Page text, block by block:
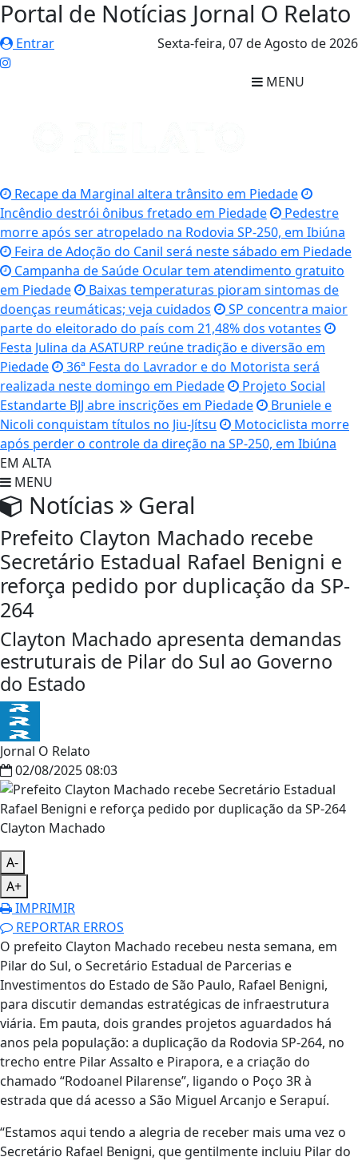
Portal de Notícias Jornal O Relato
Entrar Sexta-feira, 07 de Agosto de 2026
MENU
Recape da Marginal altera trânsito em Piedade
Incêndio destrói ônibus fretado em Piedade
Pedestre
morre após ser atropelado na Rodovia SP-250, em Ibiúna
Feira de Adoção do Canil será neste sábado em Piedade
Campanha de Saúde Ocular tem atendimento gratuito
em Piedade
Baixas temperaturas pioram sintomas de
doenças reumáticas; veja cuidados
SP concentra maior
parte do eleitorado do país com 21,48% dos votantes
Festa Julina da ASATURP reúne tradição e diversão em
Piedade
36ª Festa do Lavrador e do Motorista será
realizada neste domingo em Piedade
Projeto Social
Estandarte BJJ abre inscrições em Piedade
Bruniele e
Nicoli conquistam títulos no Jiu-Jítsu
Motociclista morre
após perder o controle da direção na SP-250, em Ibiúna
EM ALTA
MENU
Notícias Geral
Prefeito Clayton Machado recebe
Secretário Estadual Rafael Benigni e
reforça pedido por duplicação da SP-
264
Clayton Machado apresenta demandas
estruturais de Pilar do Sul ao Governo
do Estado
Jornal O Relato
02/08/2025 08:03
Clayton Machado
A-
A+
IMPRIMIR
REPORTAR ERROS
O prefeito Clayton Machado recebeu nesta semana, em
Pilar do Sul, o Secretário Estadual de Parcerias e
Investimentos do Estado de São Paulo, Rafael Benigni,
para discutir demandas estratégicas de infraestrutura
viária. Em pauta, dois grandes projetos aguardados há
anos pela população: a duplicação da Rodovia SP-264, no
trecho entre Pilar Assalto e Pirapora, e a criação do
chamado “Rodoanel Pilarense”, ligando o Poço 3R à
estrada que dá acesso a São Miguel Arcanjo e Serapuí.
“Estamos aqui tendo a alegria de receber mais uma vez o
Secretário Rafael Benigni, que gentilmente incluiu Pilar do